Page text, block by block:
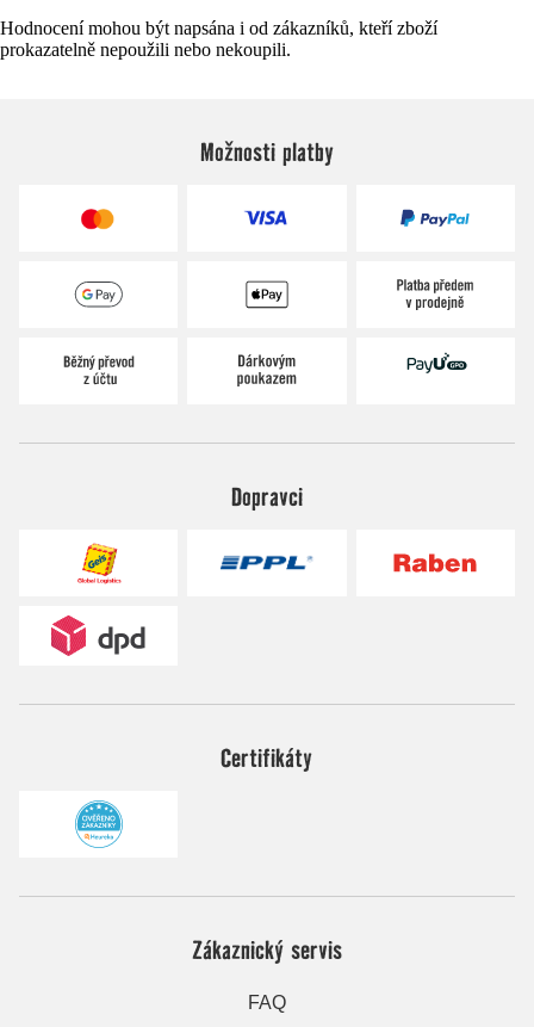
Hodnocení mohou být napsána i od zákazníků, kteří zboží
prokazatelně nepoužili nebo nekoupili.
Možnosti platby
Dopravci
Certifikáty
Zákaznický servis
FAQ